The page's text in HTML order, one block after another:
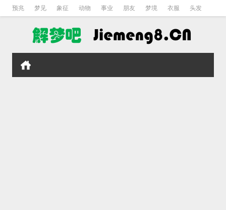
预兆 梦见 象征 动物 事业 朋友 梦境 衣服 头发